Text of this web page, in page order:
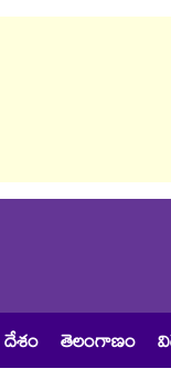
దేశం తెలంగాణం